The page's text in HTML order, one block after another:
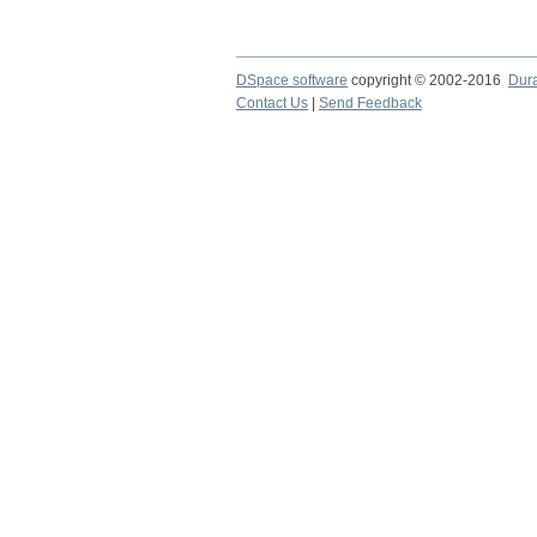
DSpace software copyright © 2002-2016
Contact Us
Send Feedback